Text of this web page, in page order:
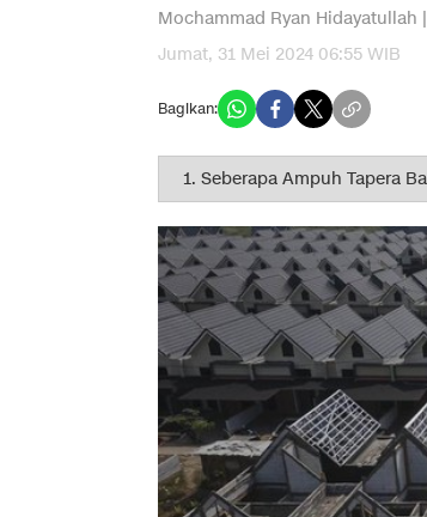
Mochammad Ryan Hidayatullah |
Jumat, 31 Mei 2024 06:55 WIB
Bagikan: